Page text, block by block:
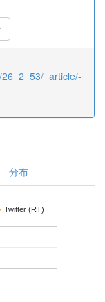
_article/-
分布
Twitter (RT)